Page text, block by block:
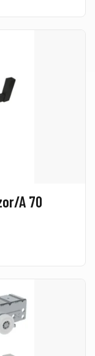
A 70